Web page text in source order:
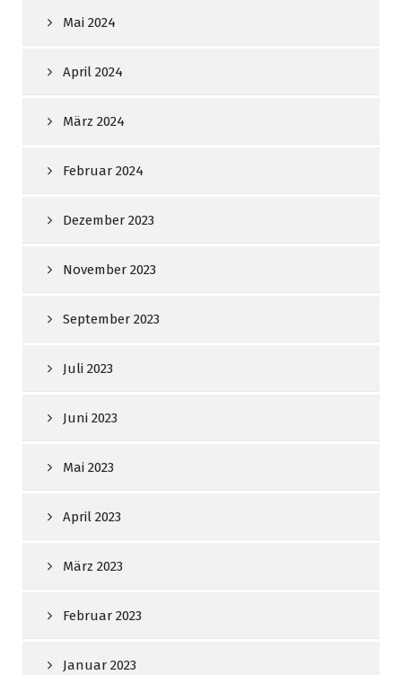
Mai 2024
April 2024
März 2024
Februar 2024
Dezember 2023
November 2023
September 2023
Juli 2023
Juni 2023
Mai 2023
April 2023
März 2023
Februar 2023
Januar 2023